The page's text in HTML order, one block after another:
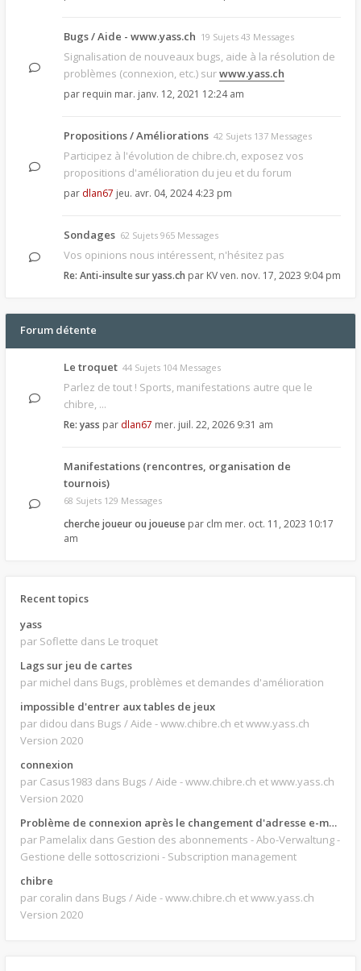
Bugs / Aide - www.yass.ch 19 Sujets 43 Messages
Signalisation de nouveaux bugs, aide à la résolution de
problèmes (connexion, etc.) surwww.yass.ch
par requin mar. janv. 12, 2021 12:24 am
Propositions / Améliorations 42 Sujets 137 Messages
Participez à l'évolution de chibre.ch, exposez vos
propositions d'amélioration du jeu et du forum
par dlan67 jeu. avr. 04, 2024 4:23 pm
Sondages 62 Sujets 965 Messages
Vos opinions nous intéressent, n'hésitez pas
Re: Anti-insulte sur yass.ch par KVven. nov. 17, 2023 9:04 pm
Forum détente
Le troquet 44 Sujets 104 Messages
Parlez de tout ! Sports, manifestations autre que le
chibre, ...
Re: yass par dlan67 mer. juil. 22, 2026 9:31 am
Manifestations (rencontres, organisation de
tournois)
68 Sujets 129 Messages
cherche joueur ou joueuse par clm mer. oct. 11, 2023 10:17
am
Recent topics
yass
par Soflette dans Le troquet
Lags sur jeu de cartes
par michel dans Bugs, problèmes et demandes d'amélioration
impossible d'entrer aux tables de jeux
par didou dans Bugs / Aide - www.chibre.ch et www.yass.ch
Version 2020
connexion
par Casus1983 dans Bugs / Aide - www.chibre.ch et www.yass.ch
Version 2020
Problème de connexion après le changement d'adresse e-mail.
par Pamelalix dans Gestion des abonnements - Abo-Verwaltung -
Gestione delle sottoscrizioni - Subscription management
chibre
par coralin dans Bugs / Aide - www.chibre.ch et www.yass.ch
Version 2020